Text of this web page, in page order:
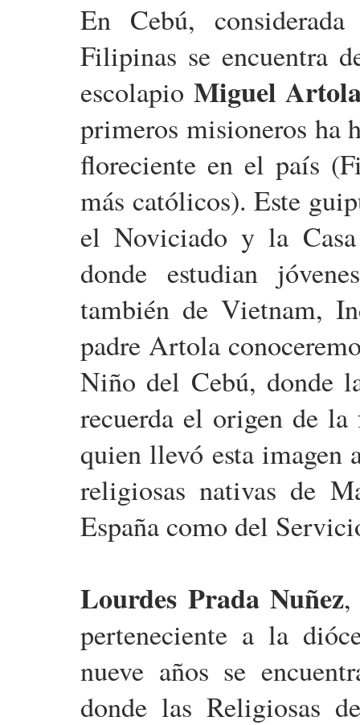
En Cebú,
Filipinas se encuentra
escolapio Miguel
primeros misioneros ha
floreciente en el país
más católicos). Este
el Noviciado y la
donde estudian
también de Vietnam,
padre Artola
Niño del Cebú, donde
recuerda el origen de
quien llevó esta imagen
religiosas nativas de
España como del
Lourdes Prada Nuñez,
perteneciente a la
nueve años se
donde las Religiosas